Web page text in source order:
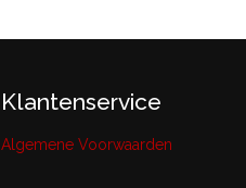
Klantenservice
Algemene Voorwaarden